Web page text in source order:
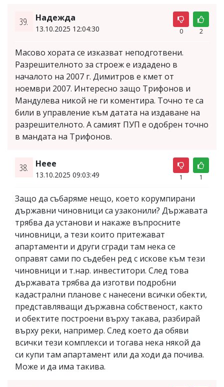
39. Надежда
13.10.2025 12:04:30 0 2
Масово хората се изказват неподготвени.
Разрешителното за строеж е издадено в
началото на 2007 г. Димитров е кмет от
ноември 2007. Интересно защо Трифонов и
Мандулева никой не ги коментира. Точно те са
били в управление към датата на издаване на
разрешителното. А самият ПУП е одобрен точно
в мандата на Трифонов.
38. Неее
13.10.2025 09:03:49 1 1
Защо да събаряме нещо, което корумпирани
държавни чиновници са узаконили? Държавата
трябва да установи и накаже въпросните
чиновници, а тези които притежават
апартаменти и други сгради там нека се
оправят сами по съдебен ред с искове към тези
чиновници и т.нар. инвеститори. След това
държавата трябва да изготви подробни
кадастрални планове с нанесени всички обекти,
представляващи държавна собственост, както
и обектите построени върху такава, разбирай
върху реки, например. След което да обяви
всички тези комплекси и тогава нека някой да
си купи там апартамент или да ходи да почива.
Може и да има такива.